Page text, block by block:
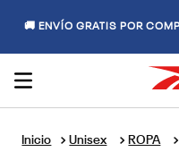
🚚 ENVÍO GRATIS POR
Unisex ROPA